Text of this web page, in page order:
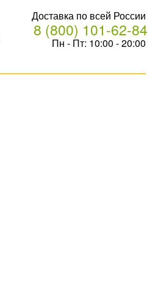
Доставка по всей России
8 (800) 101-62-84
Пн - Пт: 10:00 - 20:00